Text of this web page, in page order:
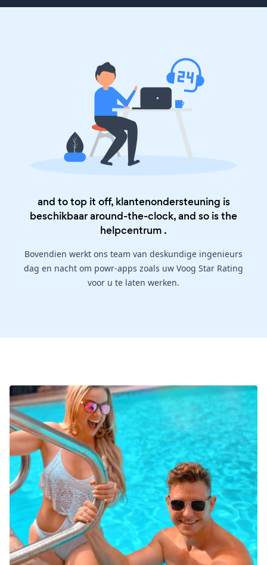
and to top it off, klantenondersteuning is
beschikbaar around-the-clock, and so is the
helpcentrum .
Bovendien werkt ons team van deskundige ingenieurs
dag en nacht om powr-apps zoals uw Voog Star Rating
voor u te laten werken.